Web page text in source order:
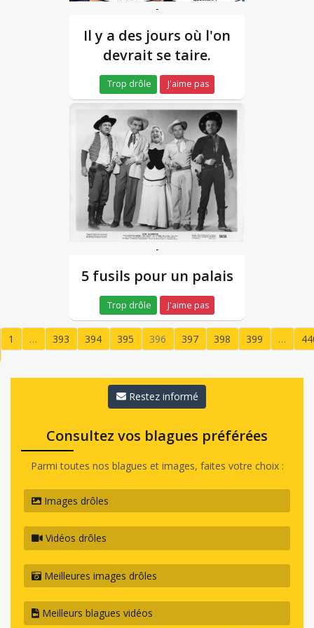
-
Il y a des jours où l'on
devrait se taire.
Trop drôle J'aime pas
-
5 fusils pour un palais
Trop drôle J'aime pas
1 … 393 394 395
396
397 398 399 …
Restez informé
Consultez vos blagues préférées
Parmi toutes nos blagues et images, faites votre choix :
Images drôles
Vidéos drôles
Meilleures images drôles
Meilleurs blagues vidéos